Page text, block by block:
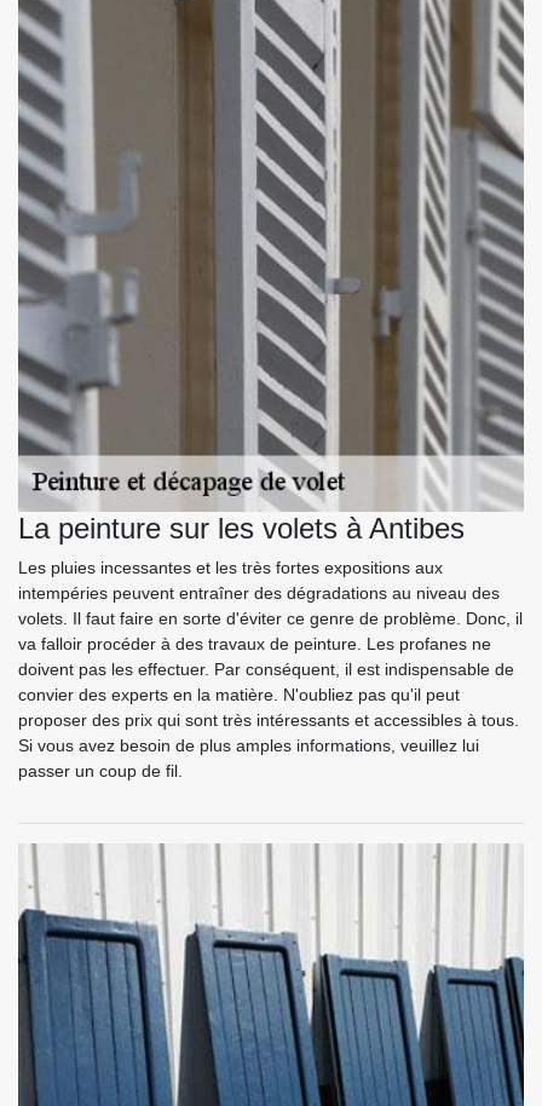
La peinture sur les volets à Antibes
Les pluies incessantes et les très fortes expositions aux
intempéries peuvent entraîner des dégradations au niveau des
volets. Il faut faire en sorte d'éviter ce genre de problème. Donc, il
va falloir procéder à des travaux de peinture. Les profanes ne
doivent pas les effectuer. Par conséquent, il est indispensable de
convier des experts en la matière. N'oubliez pas qu'il peut
proposer des prix qui sont très intéressants et accessibles à tous.
Si vous avez besoin de plus amples informations, veuillez lui
passer un coup de fil.